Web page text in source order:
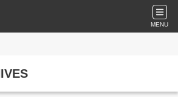
MENU